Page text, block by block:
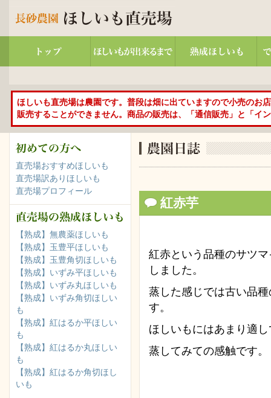
ほしいも直売場は農園です。普段は畑に出ていますので小売のお
販売することができません。商品の販売は、「通信販売」と「イ
紅赤芋
紅赤という品種のサツ
しました。
蒸した感じでは古い品
す。
ほしいもにはあまり適
蒸してみての感触です。
直売場おすすめほしいも
直売場訳ありほしいも
直売場プロフィール
【熟成】無農薬ほしいも
【熟成】玉豊平ほしいも
【熟成】玉豊角切ほしいも
【熟成】いずみ平ほしいも
【熟成】いずみ丸ほしいも
【熟成】いずみ角切ほしい
も
【熟成】紅はるか平ほしい
も
【熟成】紅はるか丸ほしい
も
【熟成】紅はるか角切ほし
いも